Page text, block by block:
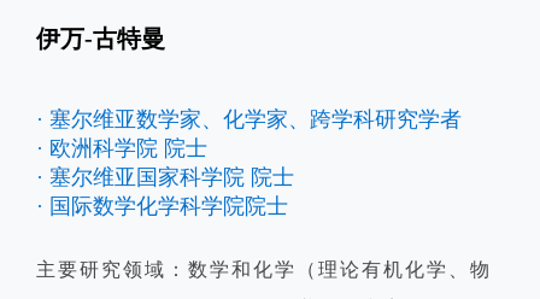
伊万-古特曼
· 塞尔维亚数学家、化学家、跨学科研究学者
· 欧洲科学院 院士
· 塞尔维亚国家科学院 院士
· 国际数学化学科学院院士
主要研究领域：数学和化学（理论有机化学、物